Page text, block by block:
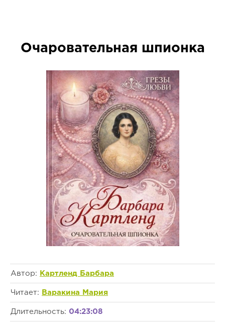
Очаровательная шпионка
Автор: Картленд Барбара
Читает: Варакина Мария
Длительность: 04:23:08